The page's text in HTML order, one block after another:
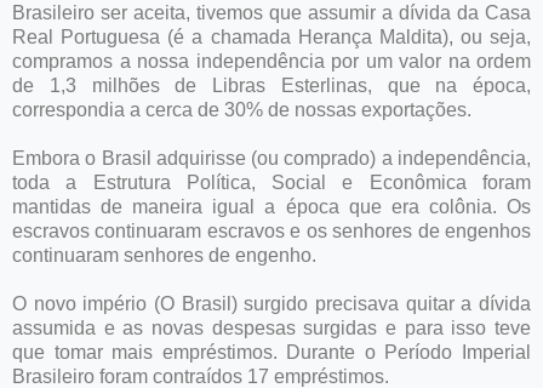
Brasileiro ser aceita, tivemos que assumir a dívida da Casa
Real Portuguesa (é a chamada Herança Maldita), ou seja,
compramos a nossa independência por um valor na ordem
de 1,3 milhões de Libras Esterlinas, que na época,
correspondia a cerca de 30% de nossas exportações.
Embora o Brasil adquirisse (ou comprado) a independência,
toda a Estrutura Política, Social e Econômica foram
mantidas de maneira igual a época que era colônia. Os
escravos continuaram escravos e os senhores de engenhos
continuaram senhores de engenho.
O novo império (O Brasil) surgido precisava quitar a dívida
assumida e as novas despesas surgidas e para isso teve
que tomar mais empréstimos. Durante o Período Imperial
Brasileiro foram contraídos 17 empréstimos.